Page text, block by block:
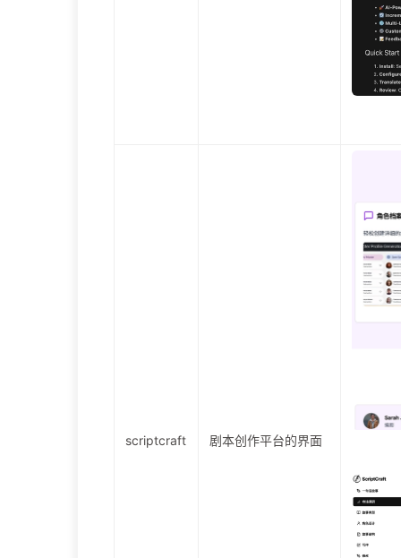
scriptcraft 剧本创作平台的界面